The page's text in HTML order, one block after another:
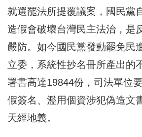
就選罷法所提覆議案，國民黨
造假會破壞台灣民主法治，是
嚴防。如今國民黨發動罷免民
立委，系統性抄名冊所產出的
署書高達19844份，司法單位
假簽名、濫用個資涉犯偽造文
天經地義。